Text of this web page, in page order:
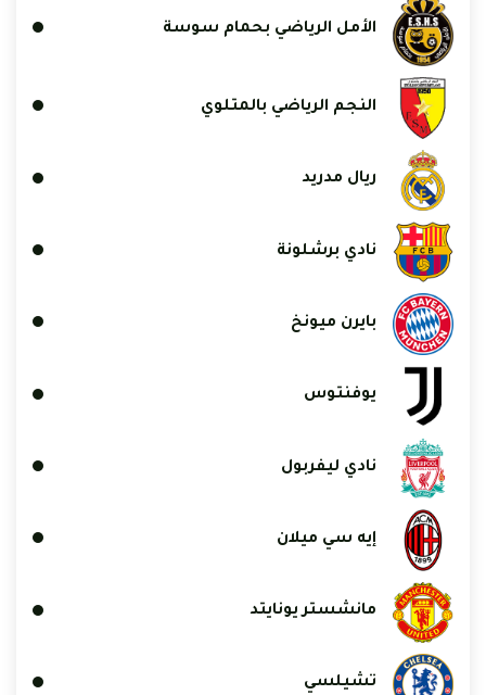
الأمل الرياضي بحمام سوسة
النجم الرياضي بالمتلوي
ريال مدريد
نادي برشلونة
بايرن ميونخ
يوفنتوس
نادي ليفربول
إيه سي ميلان
مانشستر يونايتد
تشيلسي